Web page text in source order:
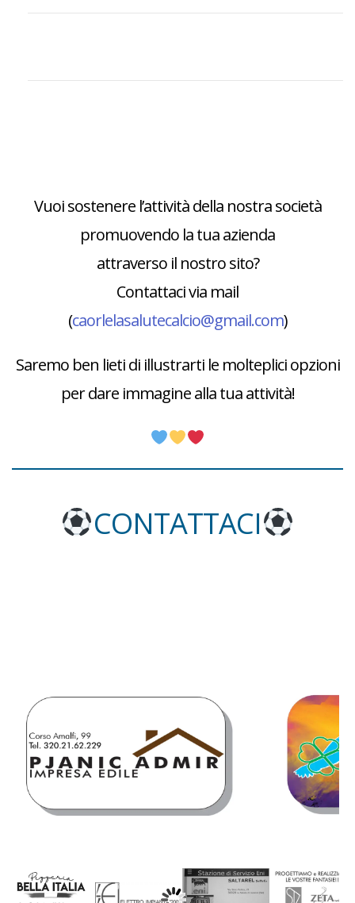
Vuoi sostenere l’attività della nostra società
promuovendo la tua azienda
attraverso il nostro sito?
Contattaci via mail
(caorlelasalutecalcio@gmail.com)
Saremo ben lieti di illustrarti le molteplici opzioni
per dare immagine alla tua attività!
CONTATTACI